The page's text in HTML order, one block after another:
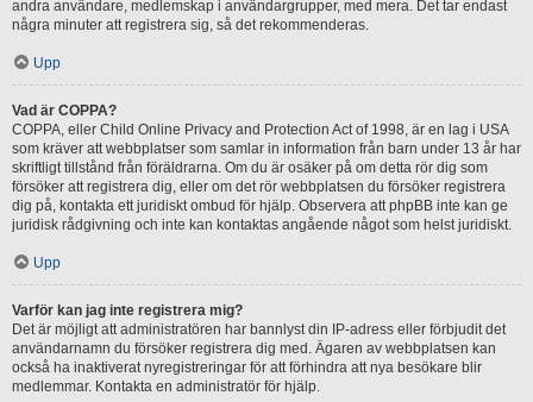
andra användare, medlemskap i användargrupper, med mera. Det tar endast
några minuter att registrera sig, så det rekommenderas.
Upp
Vad är COPPA?
COPPA, eller Child Online Privacy and Protection Act of 1998, är en lag i USA
som kräver att webbplatser som samlar in information från barn under 13 år har
skriftligt tillstånd från föräldrarna. Om du är osäker på om detta rör dig som
försöker att registrera dig, eller om det rör webbplatsen du försöker registrera
dig på, kontakta ett juridiskt ombud för hjälp. Observera att phpBB inte kan ge
juridisk rådgivning och inte kan kontaktas angående något som helst juridiskt.
Upp
Varför kan jag inte registrera mig?
Det är möjligt att administratören har bannlyst din IP-adress eller förbjudit det
användarnamn du försöker registrera dig med. Ägaren av webbplatsen kan
också ha inaktiverat nyregistreringar för att förhindra att nya besökare blir
medlemmar. Kontakta en administratör för hjälp.